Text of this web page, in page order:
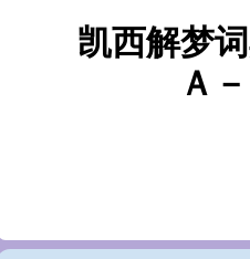
凯西解​梦词
Ａ